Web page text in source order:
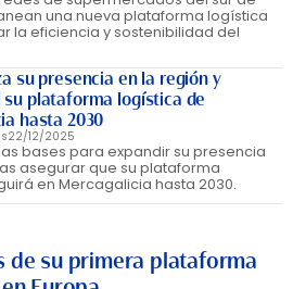
una nueva plataforma logística
la eficiencia y sostenibilidad del
su presencia en la región y
plataforma logística de
hasta 2030
22/12/2025
bases para expandir su presencia
asegurar que su plataforma
en Mercagalicia hasta 2030.
de su primera plataforma